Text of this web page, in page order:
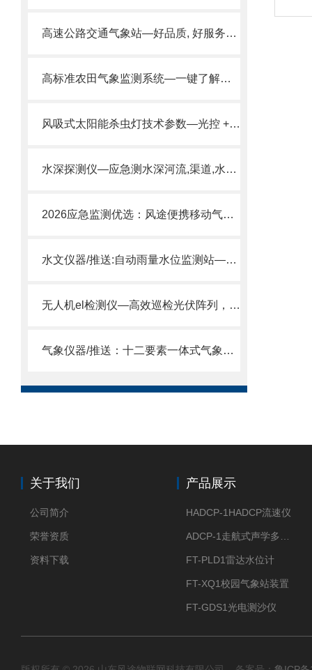
高速公路交通气象站—好品质, 好服务的公路气象站2024全+境+派+送
高标准农田气象监测系统—一键了解种植环境的农业气象站2024全境派送
风吸式太阳能杀虫灯技术参数—光控 + 时控双模式，白天关夜间开工。
水深探测仪—应急测水深河流,渠道,水库项目用2025推送
2026应急监测优选：风途便携移动气象站轻便·快速·精准
水文仪器/推送:自动雨量水位监测站—具有实时性稳定性的水文监测系统
无人机el检测仪—高效巡检光伏阵列，短时间内完成大面积缺陷扫描
气象仪器/推送：十二要素一体式气象站—非常实用的智能生态气象站
关于我们
公司简介
荣誉资质
资料下载
产品展示
HADCP-1HADCP流速仪
FT-PLD1雷达水位计
FT-XQ1校园气象站装置
FT-GDS1光电测沙仪